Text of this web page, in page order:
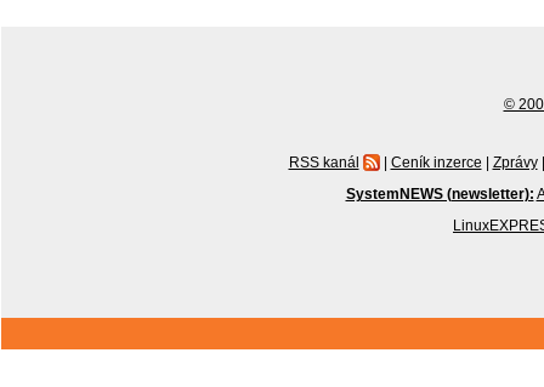
©
RSS kanál | Ceník inzerce | Zprávy |
SystemNEWS (newsletter):